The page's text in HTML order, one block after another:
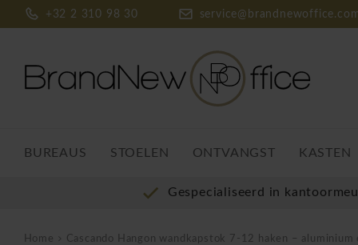
+32 2 310 98 30
BUREAUS STOELEN ONTVANGST KASTEN
Gespecialiseerd in
Home Cascando Hangon wandkapstok 7-12 haken – aluminium